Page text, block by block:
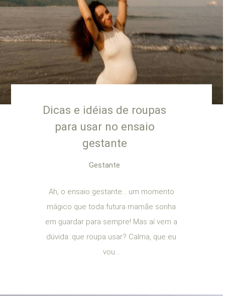
Dicas e idéias de roupas
para usar no ensaio
gestante
Gestante
Ah, o ensaio gestante… um momento
mágico que toda futura mamãe sonha
em guardar para sempre! Mas aí vem a
dúvida: que roupa usar? Calma, que eu
vou...